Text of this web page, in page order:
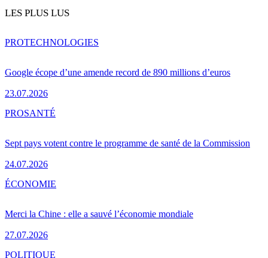
LES PLUS LUS
Google écope d’une amende record de 890 millions d’euros
23.07.2026
PROTECHNOLOGIES
Sept pays votent contre le programme de santé de la Commission
24.07.2026
PROSANTÉ
Merci la Chine : elle a sauvé l’économie mondiale
27.07.2026
ÉCONOMIE
POLITIQUE